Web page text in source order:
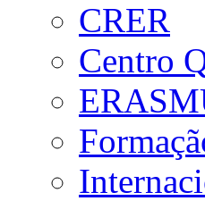
CRER
Centro